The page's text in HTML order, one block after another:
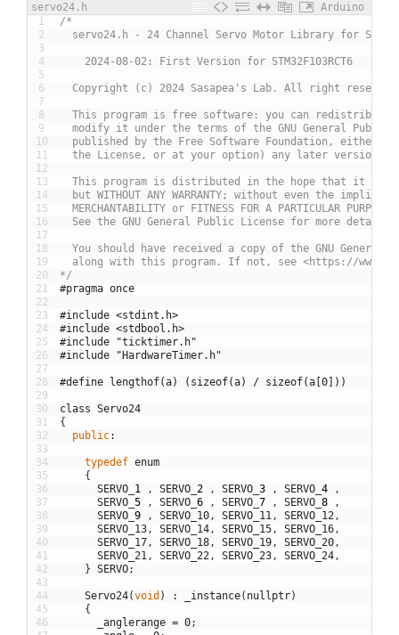
servo24.h
Arduino
1
2
3
4
5
6
7
8
9
10
11
12
13
14
15
16
17
18
19
20
21
22
23
24
25
26
27
28
29
30
31
32
33
34
35
36
37
38
39
40
41
42
43
44
45
46
/*
servo24.h - 24 Channel Servo Motor Library for
2024-08-02: First Version for STM32F103RCT6
Copyright (c) 2024 Sasapea's Lab. All right
This program is free software: you can redistribute
modify it under the terms of the GNU General Public
published by the Free Software Foundation, either
the License, or at your option) any later version.
This program is distributed in the hope that it will
but WITHOUT ANY WARRANTY; without even the implied
MERCHANTABILITY or FITNESS FOR A PARTICULAR PURPOSE.
See the GNU General Public License for more details.
You should have received a copy of the GNU General
along with this program. If not, see <https://
*/
#pragma once
#include <stdint.h>
#include <stdbool.h>
#include "ticktimer.h"
#include "HardwareTimer.h"
#define lengthof(a) (sizeof(a) / sizeof(a[0]))
class Servo24
{
public:
typedef enum
{
SERVO 1 , SERVO 2 , SERVO 3 , SERVO 4
,
SERVO 5 , SERVO 6 , SERVO 7 , SERVO 8
,
SERVO 9 , SERVO_10, SERVO_11, SERVO_12,
SERVO_13, SERVO_14, SERVO_15, SERVO_16,
SERVO_17, SERVO_18, SERVO_19, SERVO_20,
SERVO_21, SERVO_22, SERVO_23, SERVO_24,
} SERVO;
Servo24(void ) : _instance( nullptr)
{
_anglerange = 0;